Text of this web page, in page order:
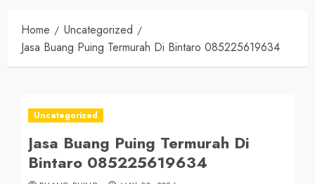
Home
Uncategorized
Jasa Buang Puing Termurah Di Bintaro 085225619634
Uncategorized
Jasa Buang Puing Termurah Di
Bintaro 085225619634